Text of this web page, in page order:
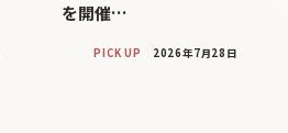
を開催…
PICK UP 2026年7月28日